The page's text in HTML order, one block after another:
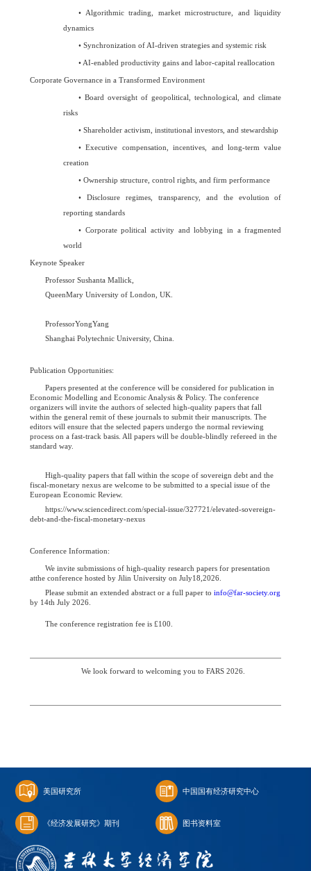
• Algorithmic trading, market microstructure, and liquidity
dynamics
• Synchronization of AI-driven strategies and systemic risk
• AI-enabled productivity gains and labor-capital reallocation
Corporate Governance in a Transformed Environment
•Board oversight of geopolitical, technological, and climate
risks
• Shareholder activism, institutional investors, and stewardship
•Executive compensation, incentives, and long-term value
creation
• Ownership structure, control rights, and firm performance
• Disclosure regimes, transparency, and the evolution of
reporting standards
• Corporate political activity and lobbying in a fragmented
world
Keynote Speaker
Professor Sushanta Mallick,
QueenMary University of London, UK.
ProfessorYongYang
Shanghai Polytechnic University, China.
Publication Opportunities:
Papers presented at the conference will be considered for publication in
Economic Modelling and Economic Analysis & Policy. The conference
organizers will invite the authors of selected high-quality papers that fall
within the general remit of these journals to submit their manuscripts. The
editors will ensure that the selected papers undergo the normal reviewing
process on a fast-track basis. All papers will be double-blindly refereed in the
standard way.
High-quality papers that fall within the scope of sovereign debt and the
fiscal-monetary nexus are welcome to be submitted to a special issue of the
European Economic Review.
https://www.sciencedirect.com/special-issue/327721/elevated-sovereign-
debt-and-the-fiscal-monetary-nexus
Conference Information:
We invite submissions of high-quality research papers for presentation
atthe conference hosted by Jilin University on July18,2026.
Please submit an extended abstract or a full paper to info@far-society.org
by 14th July 2026.
The conference registration fee is £100.
We look forward to welcoming you to FARS 2026.
美国研究所 中国国有经济研究中心
《经济发展研究》期刊 图书资料室